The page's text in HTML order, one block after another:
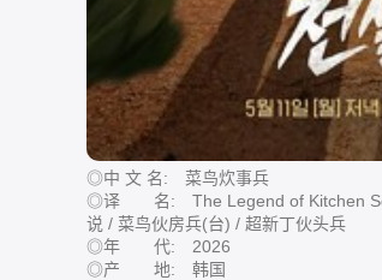
◎中 文 名: 菜鸟炊事兵
◎译 名: The Legend of Kitchen
说 / 菜鸟伙房兵(台) / 超新丁伙头兵
◎年 代: 2026
◎产 地: 韩国